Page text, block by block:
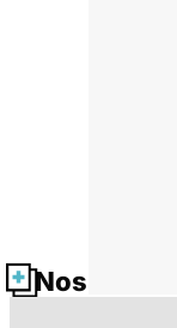
Nos fiches